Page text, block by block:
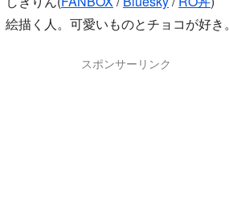
絵描く人。可愛いものとチョコが好き。
スポンサーリンク